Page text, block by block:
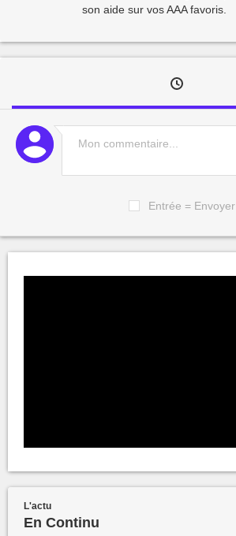
son aide sur vos AAA favoris.
Entrée = Envoyer
L'actu
En Continu